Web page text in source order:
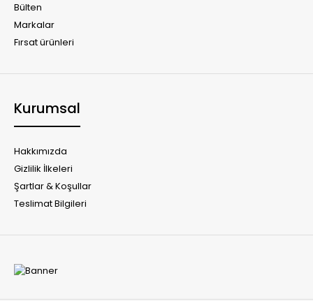
Bülten
Markalar
Fırsat ürünleri
Kurumsal
Hakkımızda
Gizlilik İlkeleri
Şartlar & Koşullar
Teslimat Bilgileri